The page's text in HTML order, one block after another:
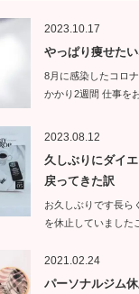
2023.10.17
やっぱり痩せた
8月に感染したコロ
かかり2週間 仕事を
2023.08.12
久しぶりにダイ
戻ってきた訳
お久しぶりです長ら
を休止していました
2021.02.24
パーソナルジム